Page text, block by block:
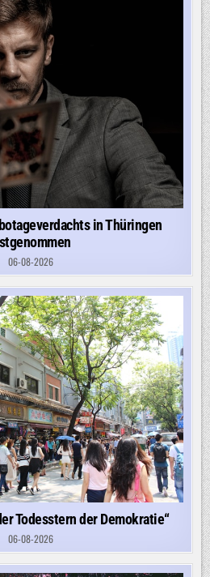
in Thüringen
06-08-2026
Todesstern der Demokratie“
06-08-2026